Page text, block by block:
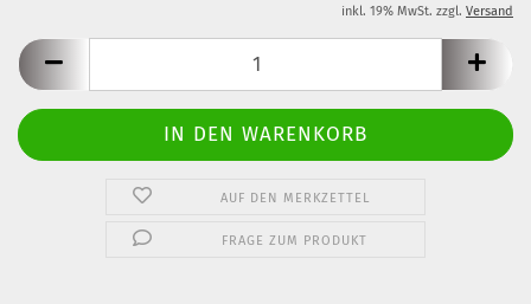
inkl. 19% MwSt. zzgl. Versand
AUF DEN MERKZETTEL
FRAGE ZUM PRODUKT